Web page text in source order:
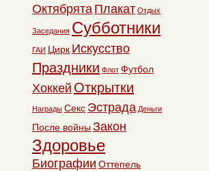
Октябрята Плакат Отдых
Заседания Субботники
ГАИ Цирк Искусство
Праздники Флот Футбол
Хоккей Открытки
Награды Секс Эстрада Деньги
После войны Закон
Здоровье
Биографии Оттепель